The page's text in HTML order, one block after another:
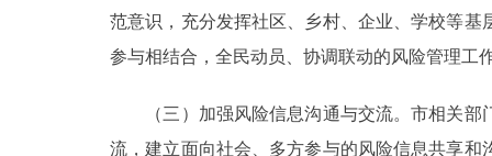
范意识，充分发挥社区、乡村、企业、学校等
参与相结合，全民动员、协调联动的风险管理工
（三）加强风险信息沟通与交流。市相关部
流，建立面向社会、多方参与的风险信息共享